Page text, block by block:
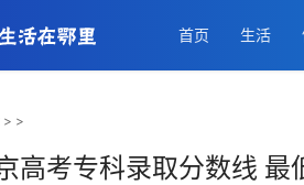
首页 生活
> >
高考专科录取分数线 最